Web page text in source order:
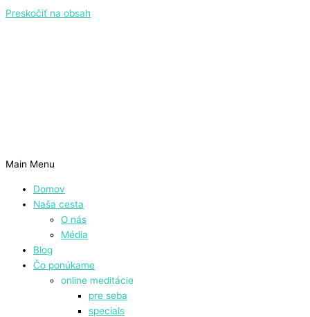
Preskočiť na obsah
Main Menu
Domov
Naša cesta
O nás
Média
Blog
Čo ponúkame
online meditácie
pre seba
specials